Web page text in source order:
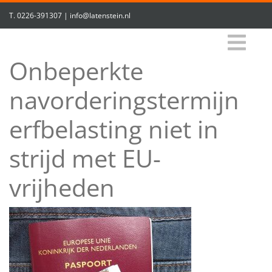
T.0226-391307 | info@latenstein.nl
Onbeperkte
navorderingstermijn
erfbelasting niet in
strijd met EU-
vrijheden